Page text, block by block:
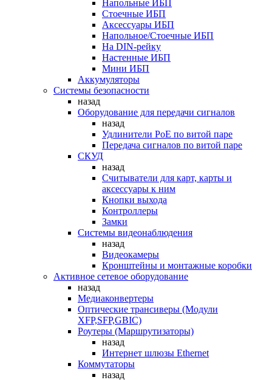
Напольные ИБП
Стоечные ИБП
Аксессуары ИБП
Напольное/Стоечные ИБП
На DIN-рейку
Настенные ИБП
Мини ИБП
Аккумуляторы
Системы безопасности
назад
Оборудование для передачи сигналов
назад
Удлинители PoE по витой паре
Передача сигналов по витой паре
СКУД
назад
Считыватели для карт, карты и
аксессуары к ним
Кнопки выхода
Контроллеры
Замки
Системы видеонаблюдения
назад
Видеокамеры
Кронштейны и монтажные коробки
Активное сетевое оборудование
назад
Медиаконвертеры
Оптические трансиверы (Модули
XFP,SFP,GBIC)
Роутеры (Маршрутизаторы)
назад
Интернет шлюзы Ethernet
Коммутаторы
назад